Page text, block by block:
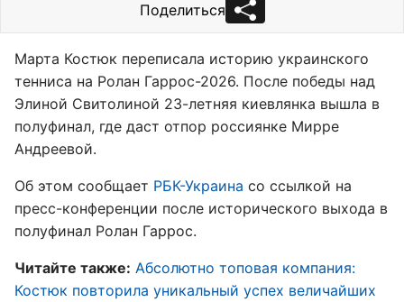
Поделиться
Марта Костюк переписала историю украинского
тенниса на Ролан Гаррос-2026. После победы над
Элиной Свитолиной 23-летняя киевлянка вышла в
полуфинал, где даст отпор россиянке Мирре
Андреевой.
Об этом сообщает РБК-Украина со ссылкой на
пресс-конференции после исторического выхода в
полуфинал Ролан Гаррос.
Читайте также: Абсолютно топовая компания:
Костюк повторила уникальный успех величайших